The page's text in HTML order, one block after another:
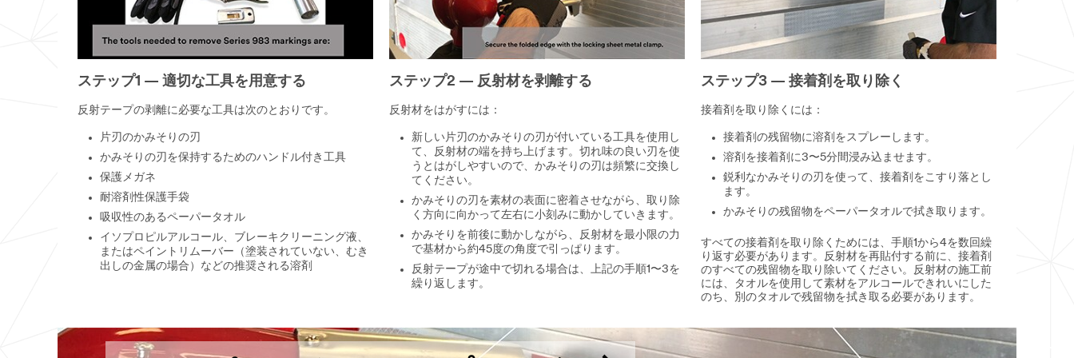
ステップ1 — 適切な工具を用意する
反射テープの剥離に必要な工具は次のとおりです。
片刃のかみそりの刃
かみそりの刃を保持するためのハンドル付き工具
保護メガネ
耐溶剤性保護手袋
吸収性のあるペーパータオル
イソプロピルアルコール、ブレーキクリーニング液、
またはペイントリムーバー（塗装されていない、むき
出しの金属の場合）などの推奨される溶剤
ステップ2 — 反射材を剥離する
反射材をはがすには：
新しい片刃のかみそりの刃が付いている工具を使用し
て、反射材の端を持ち上げます。切れ味の良い刃を使
うとはがしやすいので、かみそりの刃は頻繁に交換し
てください。
かみそりの刃を素材の表面に密着させながら、取り除
く方向に向かって左右に小刻みに動かしていきます。
かみそりを前後に動かしながら、反射材を最小限の力
で基材から約45度の角度で引っぱります。
反射テープが途中で切れる場合は、上記の手順1〜3を
繰り返します。
ステップ3 — 接着剤を取り除く
接着剤を取り除くには：
接着剤の残留物に溶剤をスプレーします。
溶剤を接着剤に3〜5分間浸み込ませます。
鋭利なかみそりの刃を使って、接着剤をこすり落とし
ます。
かみそりの残留物をペーパータオルで拭き取ります。
すべての接着剤を取り除くためには、手順1から4を数回繰
り返す必要があります。反射材を再貼付する前に、接着剤
のすべての残留物を取り除いてください。反射材の施工前
には、タオルを使用して素材をアルコールできれいにした
のち、別のタオルで残留物を拭き取る必要があります。